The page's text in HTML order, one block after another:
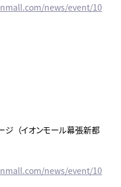
news/event/10
（イオンモール幕張新都
news/event/10